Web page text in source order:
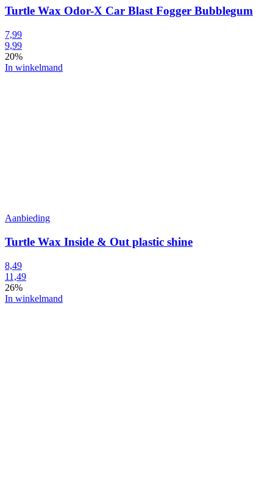
Turtle Wax Odor-X Car Blast Fogger Bubblegum
7,99
9,99
20%
In winkelmand
Aanbieding
Turtle Wax Inside & Out plastic shine
8,49
11,49
26%
In winkelmand